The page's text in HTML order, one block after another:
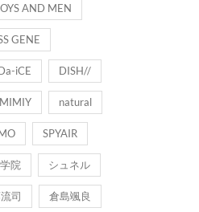
AND MEN
GENE
iCE DISH//
MIMIY natural
SPYAIR
院 シュネル
司 倉島颯良